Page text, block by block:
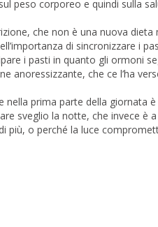
peso corporeo e quindi sulla
che non è una nuova
di sincronizzare i
i pasti in quanto gli ormoni
anoressizzante, che ce l’ha
nella prima parte della giornata
sveglio la notte, che invece è
più, o perché la luce